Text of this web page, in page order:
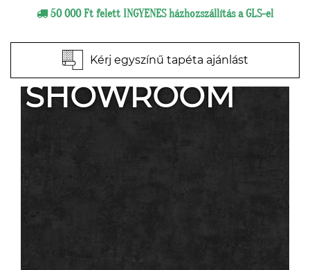
50 000 Ft felett INGYENES házhozszállítás a GLS-el
Kérj egyszínű tapéta ajánlást
SHOWROOM